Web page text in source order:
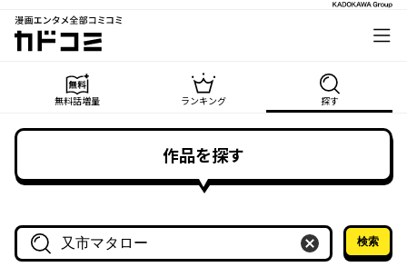
漫画エンタメ全部コミコミ
カドコミ
無料話増量 ランキング 探す
作品を探す
作品名・作家名で探す
検索